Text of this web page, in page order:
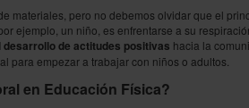
materiales, pero no debemos olvidar que el
ejemplo, un niño, es enfrentarse a su
de actitudes positivas hacia la
para empezar a trabajar con niños o adultos.
en Educación Física?